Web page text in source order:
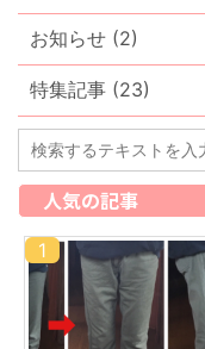
お知らせ (2)
特集記事 (23)
人気の記事